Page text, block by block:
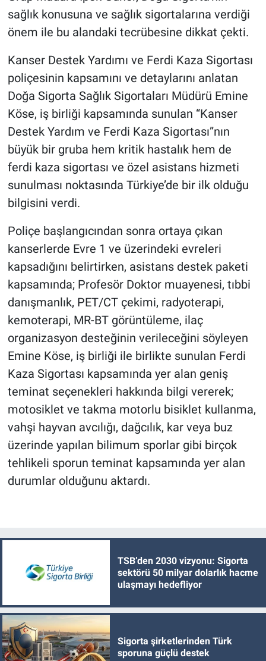
sağlık konusuna ve sağlık sigortalarına verdiği
önem ile bu alandaki tecrübesine dikkat çekti.
Kanser Destek Yardımı ve Ferdi Kaza Sigortası
poliçesinin kapsamını ve detaylarını anlatan
Doğa Sigorta Sağlık Sigortaları Müdürü Emine
Köse, iş birliği kapsamında sunulan “Kanser
Destek Yardım ve Ferdi Kaza Sigortası”nın
büyük bir gruba hem kritik hastalık hem de
ferdi kaza sigortası ve özel asistans hizmeti
sunulması noktasında Türkiye’de bir ilk olduğu
bilgisini verdi.
Poliçe başlangıcından sonra ortaya çıkan
kanserlerde Evre 1 ve üzerindeki evreleri
kapsadığını belirtirken, asistans destek paketi
kapsamında; Profesör Doktor muayenesi, tıbbi
danışmanlık, PET/CT çekimi, radyoterapi,
kemoterapi, MR-BT görüntüleme, ilaç
organizasyon desteğinin verileceğini söyleyen
Emine Köse, iş birliği ile birlikte sunulan Ferdi
Kaza Sigortası kapsamında yer alan geniş
teminat seçenekleri hakkında bilgi vererek;
motosiklet ve takma motorlu bisiklet kullanma,
vahşi hayvan avcılığı, dağcılık, kar veya buz
üzerinde yapılan bilimum sporlar gibi birçok
tehlikeli sporun teminat kapsamında yer alan
durumlar olduğunu aktardı.
TSB’den 2030 vizyonu: Sigorta
sektörü 50 milyar dolarlık hacme
ulaşmayı hedefliyor
Sigorta şirketlerinden Türk
sporuna güçlü destek